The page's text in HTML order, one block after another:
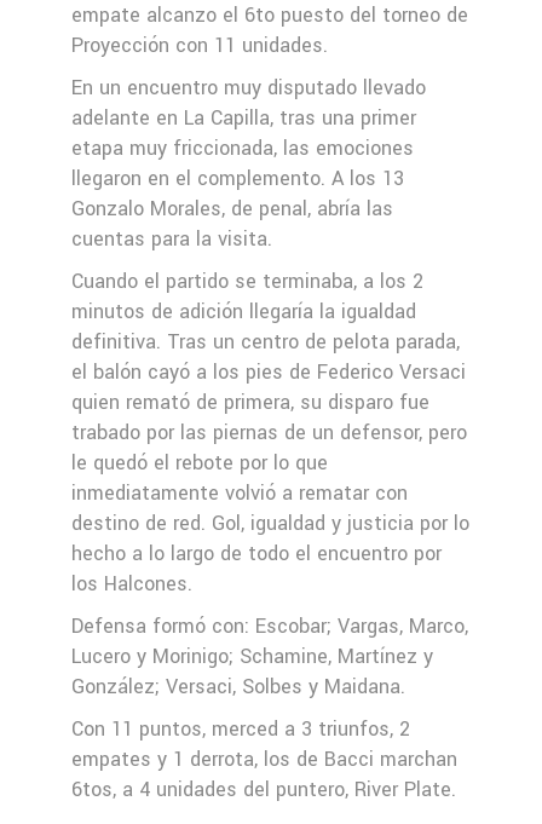
empate alcanzo el 6to puesto del torneo de
Proyección con 11 unidades.
En un encuentro muy disputado llevado
adelante en La Capilla, tras una primer
etapa muy friccionada, las emociones
llegaron en el complemento. A los 13
Gonzalo Morales, de penal, abría las
cuentas para la visita.
Cuando el partido se terminaba, a los 2
minutos de adición llegaría la igualdad
definitiva. Tras un centro de pelota parada,
el balón cayó a los pies de Federico Versaci
quien remató de primera, su disparo fue
trabado por las piernas de un defensor, pero
le quedó el rebote por lo que
inmediatamente volvió a rematar con
destino de red. Gol, igualdad y justicia por lo
hecho a lo largo de todo el encuentro por
los Halcones.
Defensa formó con: Escobar; Vargas, Marco,
Lucero y Morinigo; Schamine, Martínez y
González; Versaci, Solbes y Maidana.
Con 11 puntos, merced a 3 triunfos, 2
empates y 1 derrota, los de Bacci marchan
6tos, a 4 unidades del puntero, River Plate.